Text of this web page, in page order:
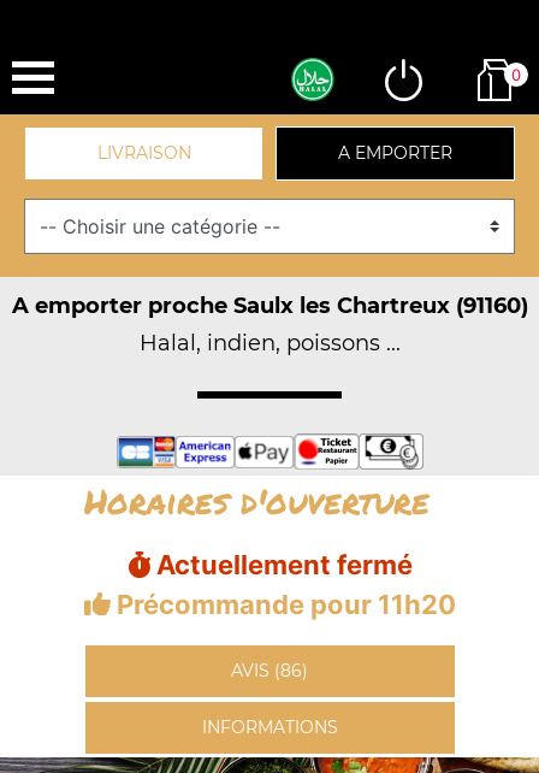
0
LIVRAISON A EMPORTER
A emporter proche Saulx les Chartreux (91160)
Halal, indien, poissons ...
Horaires d'ouverture
Actuellement fermé
Précommande pour 11h20
AVIS (86)
INFORMATIONS